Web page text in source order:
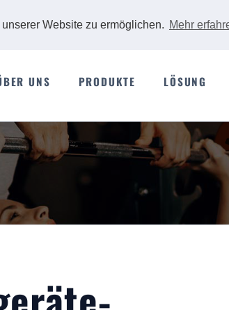
Website zu ermöglichen. Mehr
UNS PRODUKTE LÖSUNG